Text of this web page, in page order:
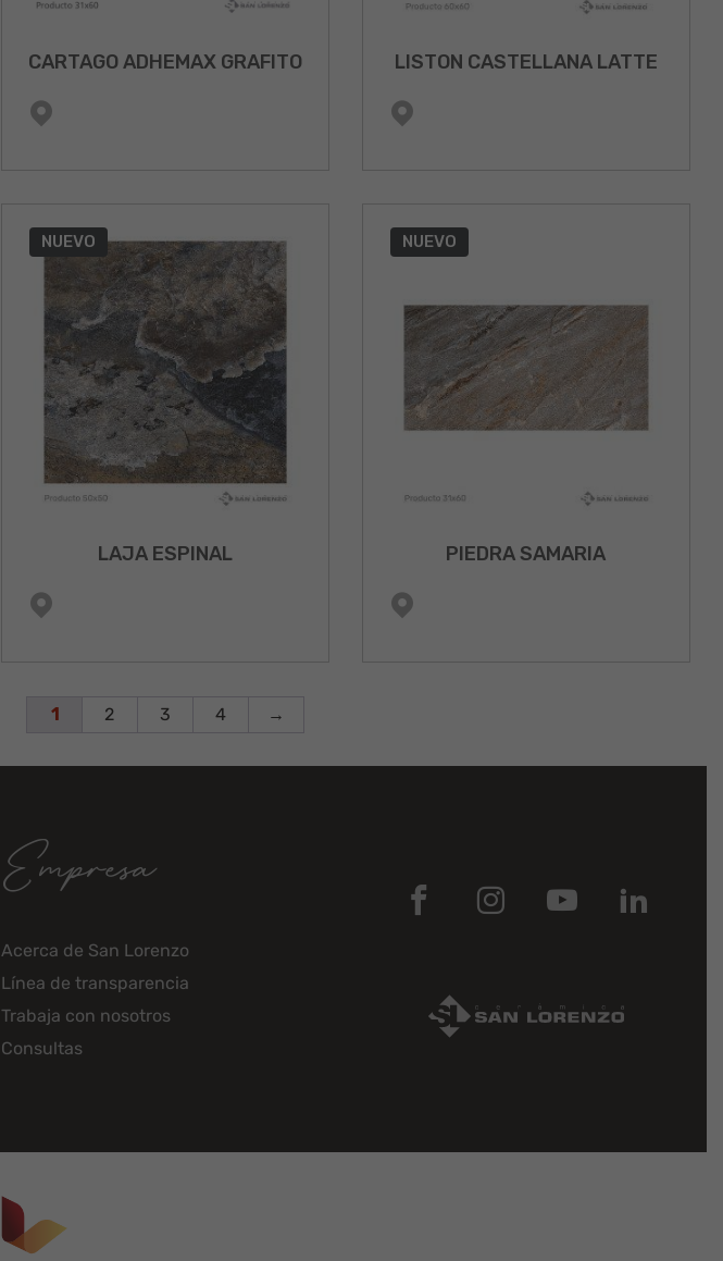
CARTAGO ADHEMAX GRAFITO LISTON CASTELLANA LATTE
NUEVO
LAJA ESPINAL
NUEVO
PIEDRA SAMARIA
1 2 3 4 →
Empresa
Acerca de San Lorenzo
Línea de transparencia
Trabaja con nosotros
Consultas